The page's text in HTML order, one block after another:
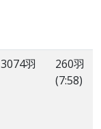
3074羽
260羽
(7:58)